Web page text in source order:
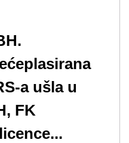
a ušla u
FK